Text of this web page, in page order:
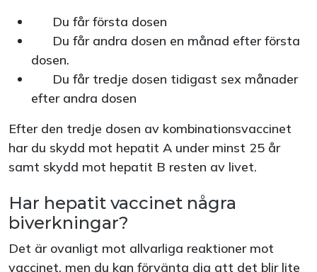
Du får första dosen
Du får andra dosen en månad efter första
dosen.
Du får tredje dosen tidigast sex månader
efter andra dosen
Efter den tredje dosen av kombinationsvaccinet
har du skydd mot hepatit A under minst 25 år
samt skydd mot hepatit B resten av livet.
Har hepatit vaccinet några
biverkningar?
Det är ovanligt mot allvarliga reaktioner mot
vaccinet, men du kan förvänta dig att det blir lite